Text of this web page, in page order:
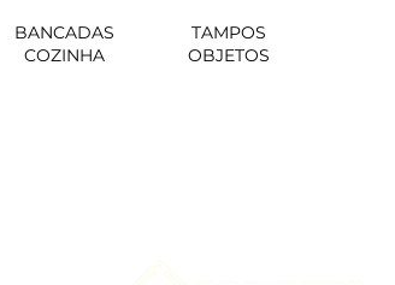
BANCADAS
COZINHA
TAMPOS
OBJETOS